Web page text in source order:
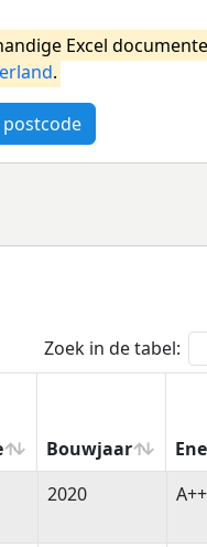
Excel
.
Zoek in de tabel:
Bouwjaar
Bouwjaar
2020